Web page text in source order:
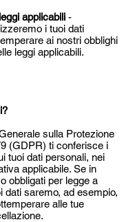
applicabili -
i tuoi dati
ai nostri obblighi
leggi applicabili.
sulla Protezione
(GDPR) ti conferisce i
tuoi dati personali, nei
applicabile. Se in
obbligati per legge a
dati saremo, ad esempio,
alle tue